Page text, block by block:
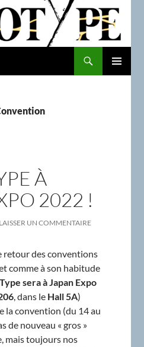
À
2022 !
LAISSER UN COMMENTAIRE
retour des conventions
comme à son habitude
sera à Japan Expo
, dans le Hall 5A)
la convention (du 14 au
de nouveau « gros »
mais toujours nos